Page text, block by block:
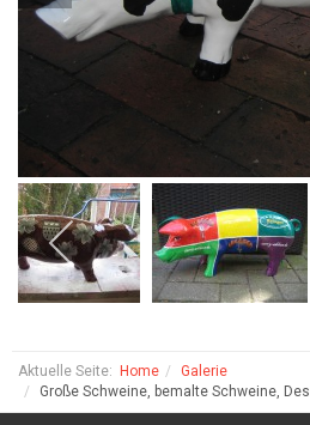
Aktuelle Seite: Home
Galerie
Große Schweine, bemalte Schweine,